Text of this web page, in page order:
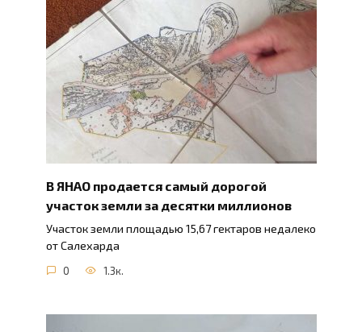
В ЯНАО продается самый дорогой
участок земли за десятки миллионов
Участок земли площадью 15,67 гектаров недалеко
от Салехарда
0 1.3к.